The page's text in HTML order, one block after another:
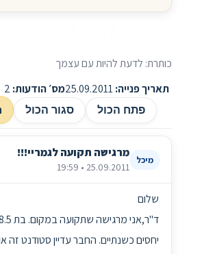
כותרת: לדעת להיות עם עצמך
תאריך פנייה:
מס׳ הודעות:
פתח הכול סגור הכול
מיכל מרגישה תקועה לגמריי!!!
25.09.2011 • 19:59
שלום
יחסים כשנתיים. החבר עדיין סטודנט זה